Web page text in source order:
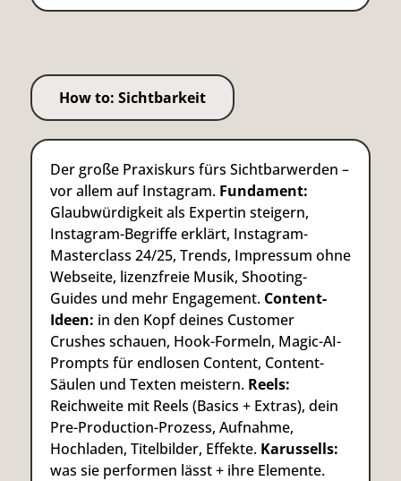
How to: Sichtbarkeit
Der große Praxiskurs fürs Sichtbarwerden –
vor allem auf Instagram. Fundament:
Glaubwürdigkeit als Expertin steigern,
Instagram-Begriffe erklärt, Instagram-
Masterclass 24/25, Trends, Impressum ohne
Webseite, lizenzfreie Musik, Shooting-
Guides und mehr Engagement. Content-
Ideen: in den Kopf deines Customer
Crushes schauen, Hook-Formeln, Magic-AI-
Prompts für endlosen Content, Content-
Säulen und Texten meistern. Reels:
Reichweite mit Reels (Basics + Extras), dein
Pre-Production-Prozess, Aufnahme,
Hochladen, Titelbilder, Effekte. Karussells:
was sie performen lässt + ihre Elemente.